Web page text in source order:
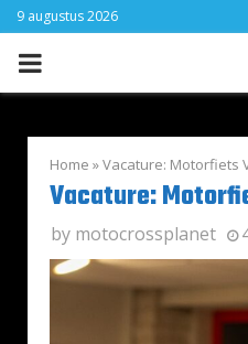
9 augustus 2026
PRIMARY
Home »Vacature: Motorfiets
Vacature:
by motocrossplanet